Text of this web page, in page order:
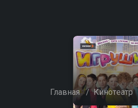
Главная / Кинотеатр